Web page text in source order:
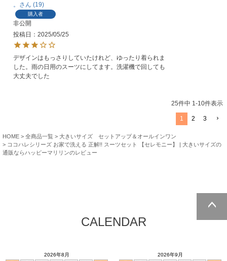
。 19
購入者
非公開
投稿日
2025/05/25
デザインはもっさりしていたけれど、ゆったり着られま
した。雨の日用のスーツにしてます。洗濯機で回しても
大丈夫でした
25件中 1 -10件表示
1 2 3
HOME 全商品一覧
大きいサイズ セットアップ＆オールインワン
ココハレシリーズ お家で洗える 正解!! スーツセット 【セレモニー】 | 大きいサイズの
通販ならハッピーマリリンのレビュー
ページトッ
CALENDAR
2026年8月
2026年9月